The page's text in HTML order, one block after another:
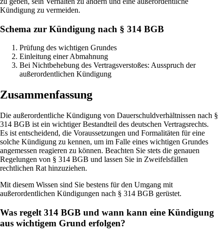
Kündigung zu vermeiden.
Schema zur Kündigung nach § 314 BGB
Prüfung des wichtigen Grundes
Einleitung einer Abmahnung
Bei Nichtbehebung des Vertragsverstoßes: Ausspruch der
außerordentlichen Kündigung
Zusammenfassung
Die außerordentliche Kündigung von Dauerschuldverhältnissen nach §
314 BGB ist ein wichtiger Bestandteil des deutschen Vertragsrechts.
Es ist entscheidend, die Voraussetzungen und Formalitäten für eine
solche Kündigung zu kennen, um im Falle eines wichtigen Grundes
angemessen reagieren zu können. Beachten Sie stets die genauen
Regelungen von § 314 BGB und lassen Sie in Zweifelsfällen
rechtlichen Rat hinzuziehen.
Mit diesem Wissen sind Sie bestens für den Umgang mit
außerordentlichen Kündigungen nach § 314 BGB gerüstet.
Was regelt 314 BGB und wann kann eine Kündigung
aus wichtigem Grund erfolgen?